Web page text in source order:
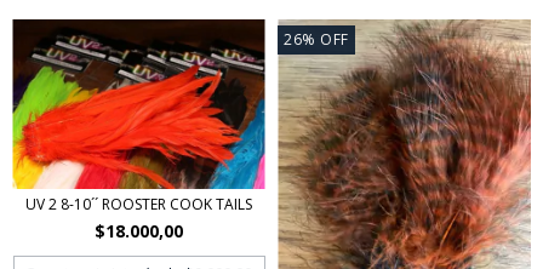
UV 2 8-10´´ ROOSTER COOK TAILS
$18.000,00
26% OFF